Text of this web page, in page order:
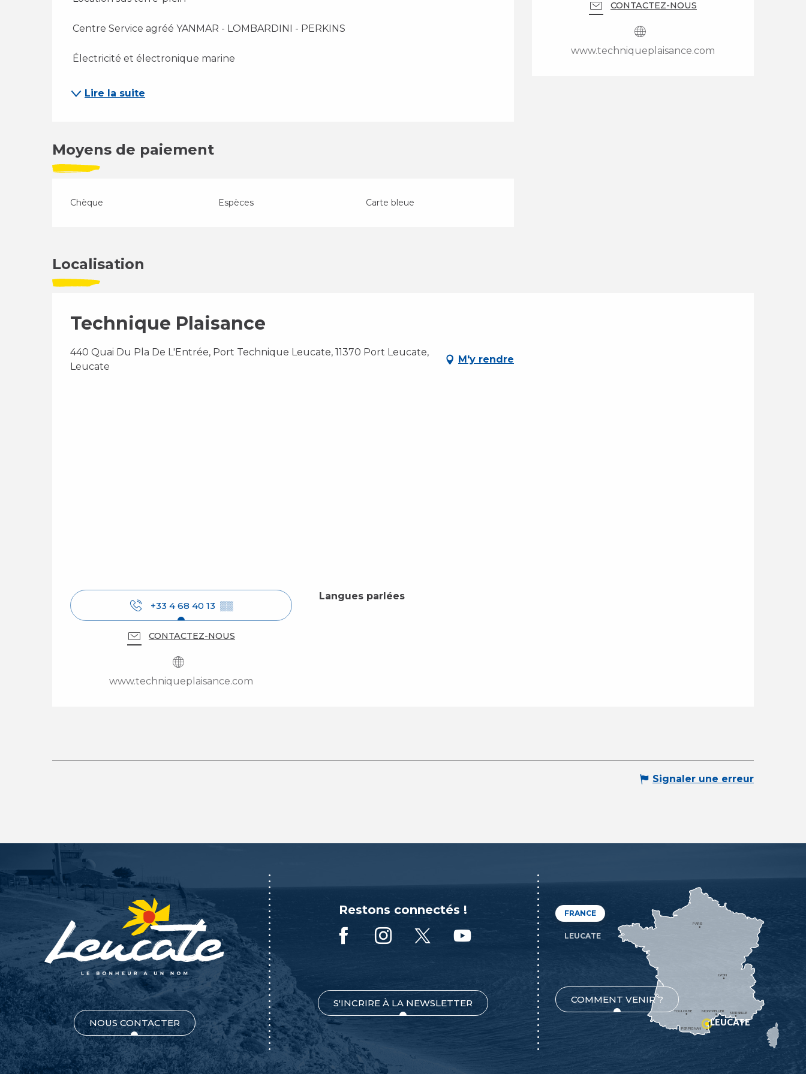
CONTACTEZ-NOUS
www.techniqueplaisance.com
Centre Service agréé YANMAR - LOMBARDINI - PERKINS
Électricité et électronique marine
Lire la suite
Moyens de paiement
Chèque Espèces Carte bleue
Localisation
Technique Plaisance
440 Quai Du Pla De L'Entrée, Port Technique Leucate, 11370 Port Leucate,
Leucate
M'y rendre
+33 4 68 40 13 ▒▒
CONTACTEZ-NOUS
www.techniqueplaisance.com
Langues parlées
Langues parlées
Signaler une erreur
NOUS CONTACTER
Restons connectés !
S'INCRIRE À LA NEWSLETTER
FRANCE
LEUCATE
COMMENT VENIR ?
MONTPELLIER
PERPIGNAN
MARSEILLE
TOULOUSE
LYON
PARIS
LEUCATE